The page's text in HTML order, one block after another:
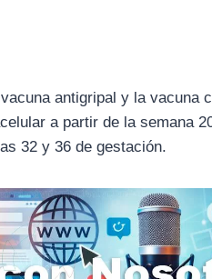
antigripal y la vacuna
a partir de la semana
32 y 36 de gestación.